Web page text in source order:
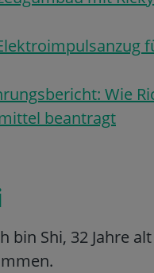
Wie
beantragt
bin Shi, 32 Jahre